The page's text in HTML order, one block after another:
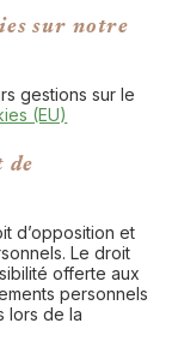
sur notre
gestions sur le
(EU)
de
d’opposition et
Le droit
offerte aux
personnels
lors de la